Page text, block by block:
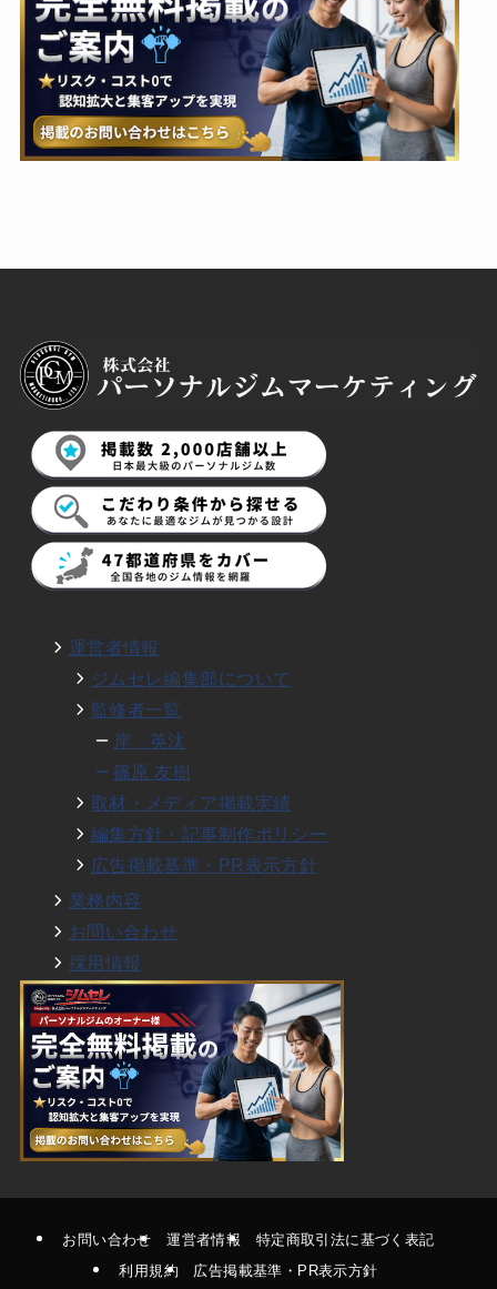
運営者情報
ジムセレ編集部について
監修者一覧
岸 英汰
篠原 友樹
取材・メディア掲載実績
編集方針・記事制作ポリシー
広告掲載基準・PR表示方針
業務内容
お問い合わせ
採用情報
お問い合わせ 運営者情報
特定商取引法に基づく表記
利用規約
広告掲載基準・PR表示方針